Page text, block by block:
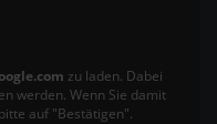
zu laden. Dabei
werden. Wenn Sie damit
auf "Bestätigen".